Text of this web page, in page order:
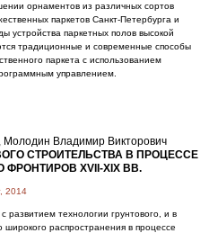
орнаментов из различных сортов
паркетов Санкт-Петербурга и
устройства паркетных полов высокой
традиционные и современные способы
паркета с использованием
управлением.
Владимир Викторович
СТРОИТЕЛЬСТВА В ПРОЦЕССЕ
XVII-XIX ВВ.
2014
развитием технологии грунтового, и в
широкого распространения в процессе